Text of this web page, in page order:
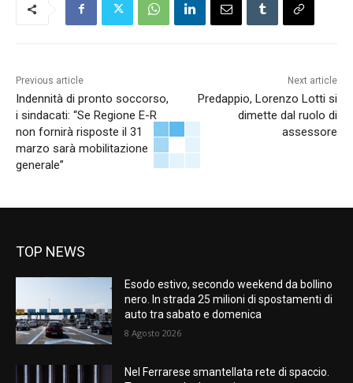
Previous article
Indennità di pronto soccorso,
i sindacati: “Se Regione E-R
non fornirà risposte il 31
marzo sarà mobilitazione
generale”
Next article
Predappio, Lorenzo Lotti si
dimette dal ruolo di
assessore
TOP NEWS
Esodo estivo, secondo weekend da bollino
nero. In strada 25 milioni di spostamenti di
auto tra sabato e domenica
8 Agosto 2026
Nel Ferrarese smantellata rete di spaccio.